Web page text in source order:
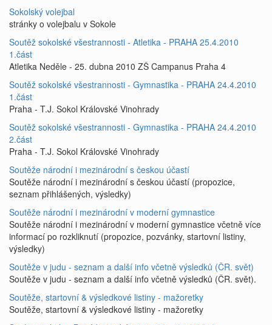
Sokolský volejbal
stránky o volejbalu v Sokole
Soutěž sokolské všestrannosti - Atletika - PRAHA 25.4.2010
1.část
Atletika Neděle - 25. dubna 2010 ZŠ Campanus Praha 4
Soutěž sokolské všestrannosti - Gymnastika - PRAHA 24.4.2010
1.část
Praha - T.J. Sokol Královské Vinohrady
Soutěž sokolské všestrannosti - Gymnastika - PRAHA 24.4.2010
2.část
Praha - T.J. Sokol Královské Vinohrady
Soutěže národní i mezinárodní s českou účastí
Soutěže národní i mezinárodní s českou účastí (propozice,
seznam přihlášených, výsledky)
Soutěže národní i mezinárodní v moderní gymnastice
Soutěže národní i mezinárodní v moderní gymnastice včetně více
informací po rozkliknutí (propozice, pozvánky, startovní listiny,
výsledky)
Soutěže v judu - seznam a další info včetně výsledků (ČR. svět)
Soutěže v judu - seznam a další info včetně výsledků (ČR. svět).
Soutěže, startovní & výsledkové listiny - mažoretky
Soutěže, startovní & výsledkové listiny - mažoretky